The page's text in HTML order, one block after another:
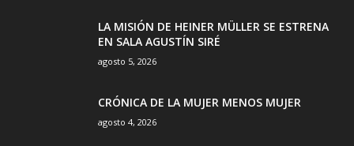
LA MISIÓN DE HEINER MÜLLER SE ESTRENA
EN SALA AGUSTÍN SIRÉ
agosto 5, 2026
CRÓNICA DE LA MUJER MENOS MUJER
agosto 4, 2026